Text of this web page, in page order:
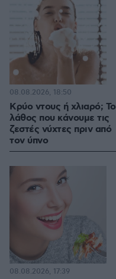
Κρύο ντους ή χλιαρό; Το
λάθος που κάνουμε τις
ζεστές νύχτες πριν από
τον ύπνο
08.08.2026, 18:50
08.08.2026, 17:39